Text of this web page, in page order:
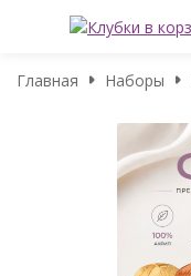
Главная Наборы